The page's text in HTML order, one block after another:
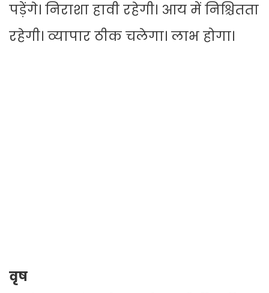
पड़ेंगे। निराशा हावी रहेगी। आय में निश्चितता
रहेगी। व्यापार ठीक चलेगा। लाभ होगा।
वृष